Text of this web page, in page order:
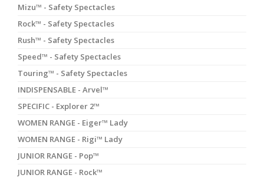
Mizu™ - Safety Spectacles
Rock™ - Safety Spectacles
Rush™ - Safety Spectacles
Speed™ - Safety Spectacles
Touring™ - Safety Spectacles
INDISPENSABLE - Arvel™
SPECIFIC - Explorer 2™
WOMEN RANGE - Eiger™ Lady
WOMEN RANGE - Rigi™ Lady
JUNIOR RANGE - Pop™
JUNIOR RANGE - Rock™